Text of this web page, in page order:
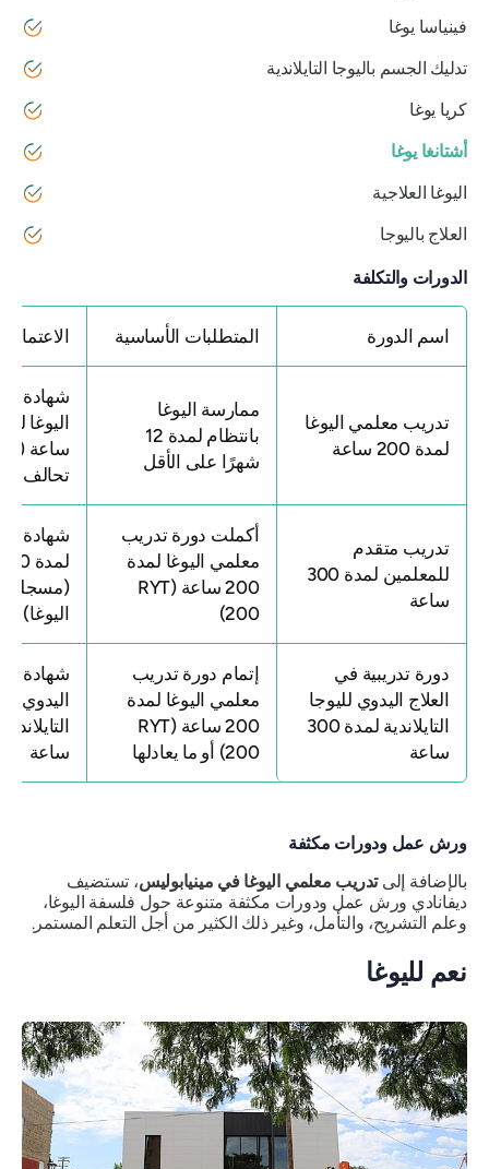
فينياسا يوغا
تدليك الجسم باليوجا التايلاندية
كريا يوغا
أشتانغا يوغا
اليوغا العلاجية
العلاج باليوجا
الدورات والتكلفة
اسم الدورة المتطلبات الأساسية الاعتماد
تدريب معلمي اليوغا
لمدة 200 ساعة
ممارسة اليوغا
بانتظام لمدة 12
شهرًا على الأقل
شهادة
ساعة
تحالف
تدريب متقدم
للمعلمين لمدة 300
ساعة
أكملت دورة تدريب
معلمي اليوغا لمدة
200 ساعة (RYT
200)
شهادة
(مسجلة
اليوغا)
دورة تدريبية في
العلاج اليدوي لليوجا
التايلاندية لمدة 300
ساعة
إتمام دورة تدريب
معلمي اليوغا لمدة
200 ساعة (RYT
200) أو ما يعادلها
شهادة في
اليدوي
ساعة
ورش عمل ودورات مكثفة
بالإضافة إلى تدريب معلمي اليوغا في مينيابوليس، تستضيف
ديفانادي ورش عمل ودورات مكثفة متنوعة حول فلسفة اليوغا،
وعلم التشريح، والتأمل، وغير ذلك الكثير من أجل التعلم المستمر.
نعم لليوغا